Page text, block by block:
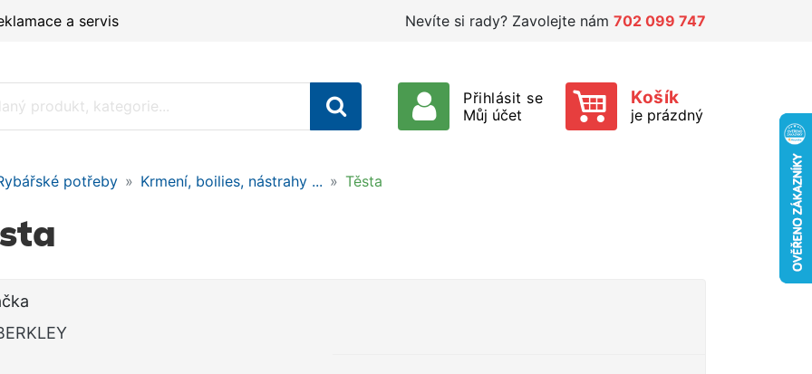
a servis Nevíte si rady? Zavolejte nám 702 099 747
Přihlásit se
Můj účet
Košík
je prázdný
potřeby Krmení, boilies, nástrahy ... Těsta